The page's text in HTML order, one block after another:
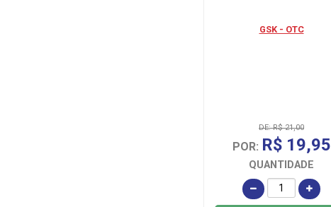
GSK - OTC
DE: R$ 21,00
POR: R$ 19,95
QUANTIDADE